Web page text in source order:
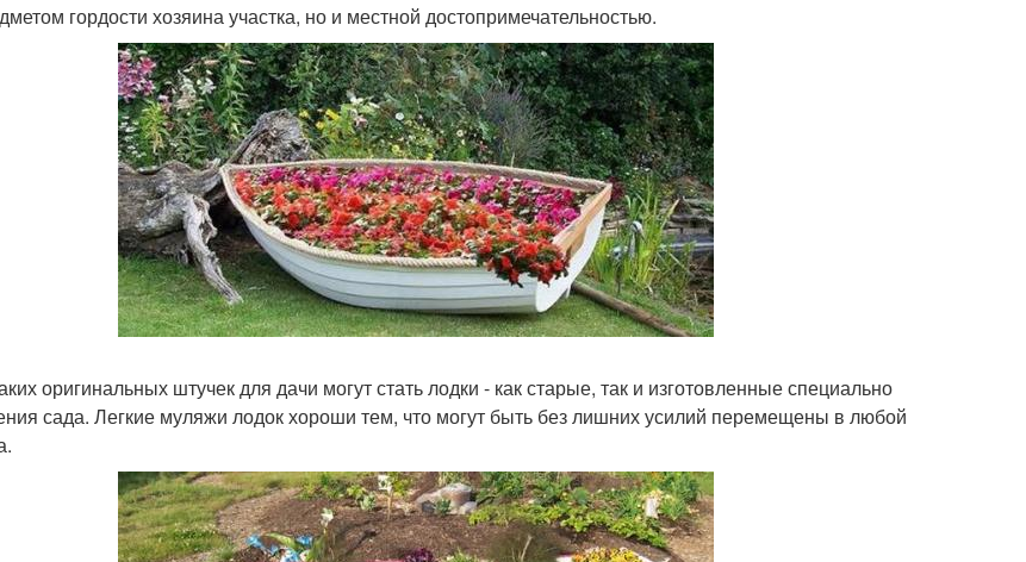
гордости хозяина участка, но и местной достопримечательностью.
оригинальных штучек для дачи могут стать лодки - как старые, так и изготовленные специально
сада. Легкие муляжи лодок хороши тем, что могут быть без лишних усилий перемещены в любой